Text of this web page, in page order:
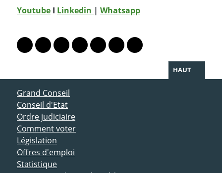
Youtube I Linkedin | Whatsapp
Lien vers le profil Mastodon
Lien vers le profil Bluesky
Lien vers le profil Instagram
Lien vers le profil Linkedin
Lien vers le profil Facebook
Lien vers le profil Twitter
Partager par WhatsApp
HAUT
ACCÈS DIRECT
Grand Conseil
Conseil d'Etat
Ordre judiciaire
Comment voter
Législation
Offres d'emploi
Statistique